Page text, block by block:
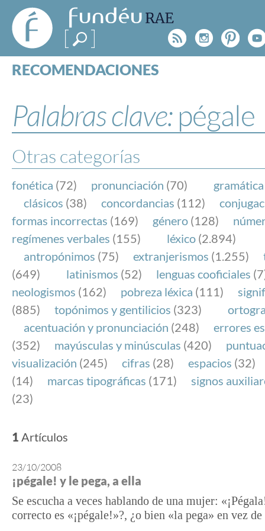
FundéuRAE
- Fundación
del Español
Urgente
Rss
RECOMENDACIONES
ESPECIALES
BLOG
NOTICIAS
SOBRE LA FUNDÉURAE
FundéuRAE es una fundación patrocinada por la
y la Real Academia Española, cuyo objetivo es
el buen uso del español en los medios de
Internet.
Palabras clave: pégale
Otras categorías
fonética (72) pronunciación (70) gramática
clásicos (38) concordancias (112)
formas incorrectas (169) género (128)
regímenes verbales (155) léxico (2.894)
antropónimos (75) extranjerismos (1.255)
(649)
latinismos (52) lenguas cooficiales
neologismos (162) pobreza léxica (111)
(885)
topónimos y gentilicios (323)
acentuación y pronunciación (248)
errores
(352)
mayúsculas y minúsculas (420)
visualización (245) cifras (28) espacios (32)
(14)
marcas tipográficas (171)
signos
(23)
1 Artículos
23/10/2008
¡pégale! y le pega, a ella
Se escucha a veces hablando de una mujer:
correcto es «¡pégale!»?, ¿o bien «la pega» en vez